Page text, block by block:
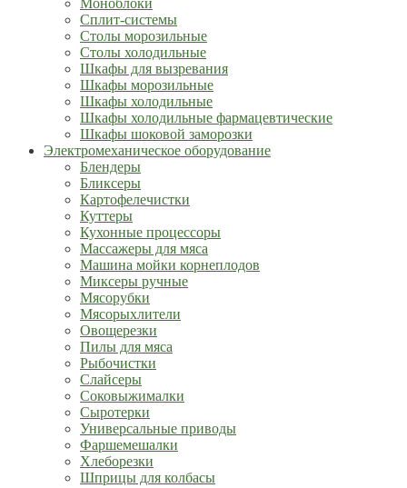
Моноблоки
Сплит-системы
Столы морозильные
Столы холодильные
Шкафы для вызревания
Шкафы морозильные
Шкафы холодильные
Шкафы холодильные фармацевтические
Шкафы шоковой заморозки
Электромеханическое оборудование
Блендеры
Бликсеры
Картофелечистки
Куттеры
Кухонные процессоры
Массажеры для мяса
Машина мойки корнеплодов
Миксеры ручные
Мясорубки
Мясорыхлители
Овощерезки
Пилы для мяса
Рыбочистки
Слайсеры
Соковыжималки
Сыротерки
Универсальные приводы
Фаршемешалки
Хлеборезки
Шприцы для колбасы